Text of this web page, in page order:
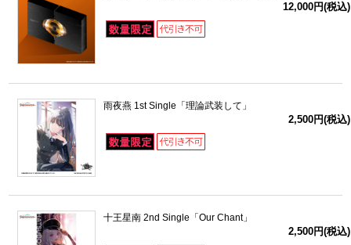
12,000円(税込)
雨夜燕 1st Single「理論武装して」
2,500円(税込)
十王星南 2nd Single「Our Chant」
2,500円(税込)